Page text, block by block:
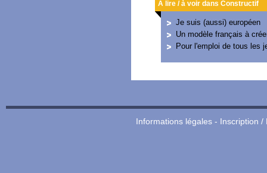
A lire / à voir dans Constructif
Je suis (aussi) européen
Un modèle français à
Pour l'emploi de tous les
Informations légales- Inscription